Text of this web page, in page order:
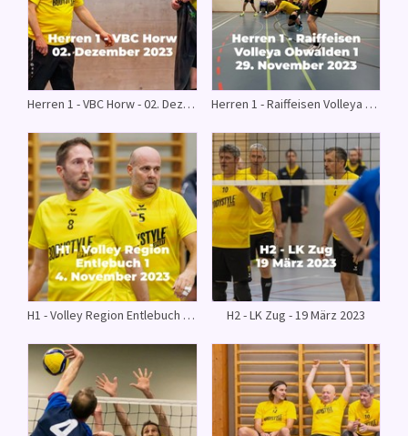
Herren 1 - VBC Horw - 02. Dezember 2023 Herren 1 - Raiffeisen Volleya Obwalden 1 - 29. November 2023
H1 - Volley Region Entlebuch 1 - November 2023 H2 - LK Zug - 19 März 2023